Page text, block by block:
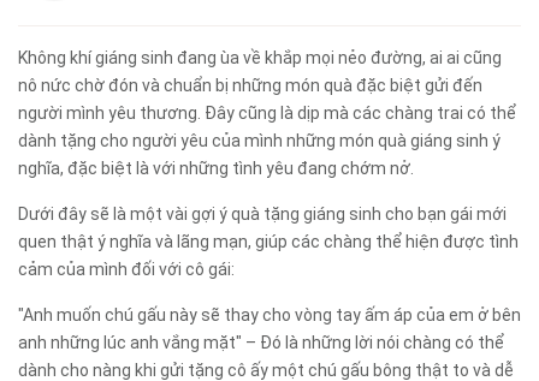
Không khí giáng sinh đang ùa về khắp mọi nẻo đường, ai ai cũng
nô nức chờ đón và chuẩn bị những món quà đặc biệt gửi đến
người mình yêu thương. Đây cũng là dịp mà các chàng trai có thể
dành tặng cho người yêu của mình những món quà giáng sinh ý
nghĩa, đặc biệt là với những tình yêu đang chớm nở.
Dưới đây sẽ là một vài gợi ý quà tặng giáng sinh cho bạn gái mới
quen thật ý nghĩa và lãng mạn, giúp các chàng thể hiện được tình
cảm của mình đối với cô gái:
"Anh muốn chú gấu này sẽ thay cho vòng tay ấm áp của em ở bên
anh những lúc anh vắng mặt" – Đó là những lời nói chàng có thể
dành cho nàng khi gửi tặng cô ấy một chú gấu bông thật to và dễ